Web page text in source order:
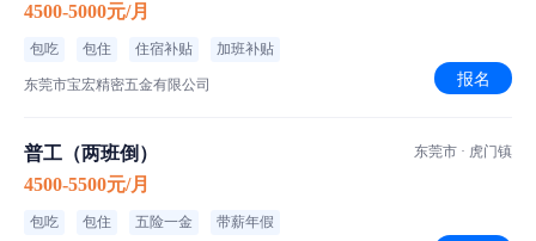
4500-5000元/月
包吃 包住 住宿补贴 加班补贴
东莞市宝宏精密五金有限公司 报名
普工（两班倒）
4500-5500元/月
包吃 包住 五险一金 带薪年假
东莞市 · 虎门镇